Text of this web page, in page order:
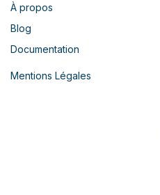
À propos
Blog
Documentation
Mentions Légales